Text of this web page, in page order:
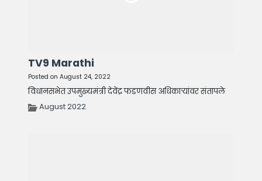
TV9 Marathi
Posted on August 24, 2022
विधानसभेत उपमुख्यमंत्री देवेंद्र फडणवीस अधिकाऱ्यांवर संतापले
August 2022